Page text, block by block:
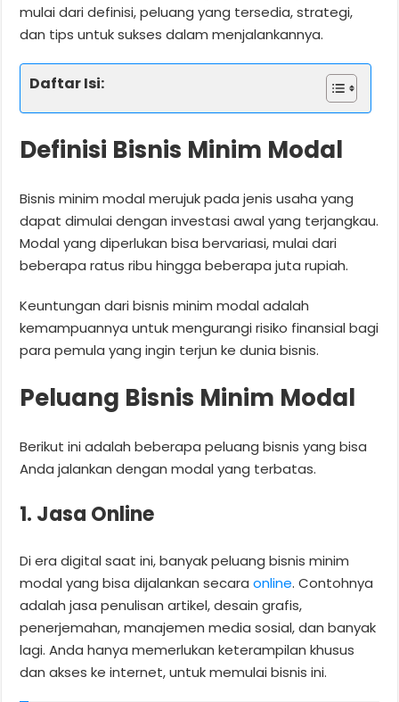
mulai dari definisi, peluang yang tersedia, strategi,
dan tips untuk sukses dalam menjalankannya.
Daftar Isi:
Definisi Bisnis Minim Modal
Bisnis minim modal merujuk pada jenis usaha yang
dapat dimulai dengan investasi awal yang terjangkau.
Modal yang diperlukan bisa bervariasi, mulai dari
beberapa ratus ribu hingga beberapa juta rupiah.
Keuntungan dari bisnis minim modal adalah
kemampuannya untuk mengurangi risiko finansial bagi
para pemula yang ingin terjun ke dunia bisnis.
Peluang Bisnis Minim Modal
Berikut ini adalah beberapa peluang bisnis yang bisa
Anda jalankan dengan modal yang terbatas.
1. Jasa Online
Di era digital saat ini, banyak peluang bisnis minim
modal yang bisa dijalankan secaraonline. Contohnya
adalah jasa penulisan artikel, desain grafis,
penerjemahan, manajemen media sosial, dan banyak
lagi. Anda hanya memerlukan keterampilan khusus
dan akses ke internet, untuk memulai bisnis ini.